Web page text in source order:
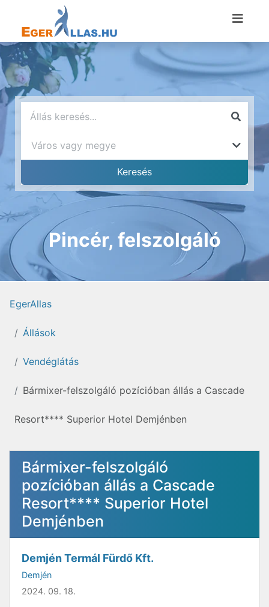
Pincér, felszolgáló
EgerAllas
Állások
Vendéglátás
Bármixer-felszolgáló pozícióban állás a Cascade
Resort**** Superior Hotel Demjénben
Bármixer-felszolgáló
pozícióban állás a Cascade
Resort**** Superior Hotel
Demjénben
Demjén Termál Fürdő Kft.
Demjén
2024. 09. 18.